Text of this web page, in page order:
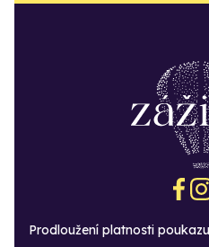
Prodloužení platnosti poukazu